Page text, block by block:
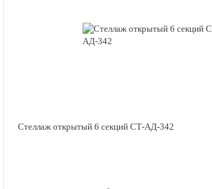
Стеллаж открытый 6 секций СТ-АД-342